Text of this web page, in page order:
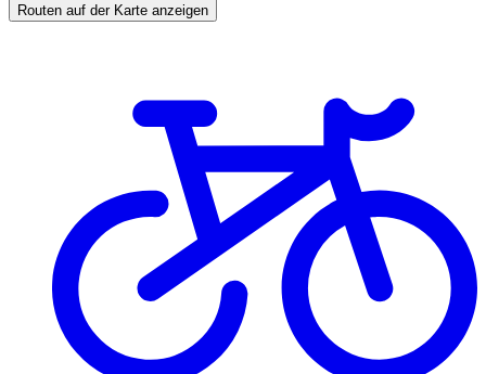
Routen auf der Karte anzeigen